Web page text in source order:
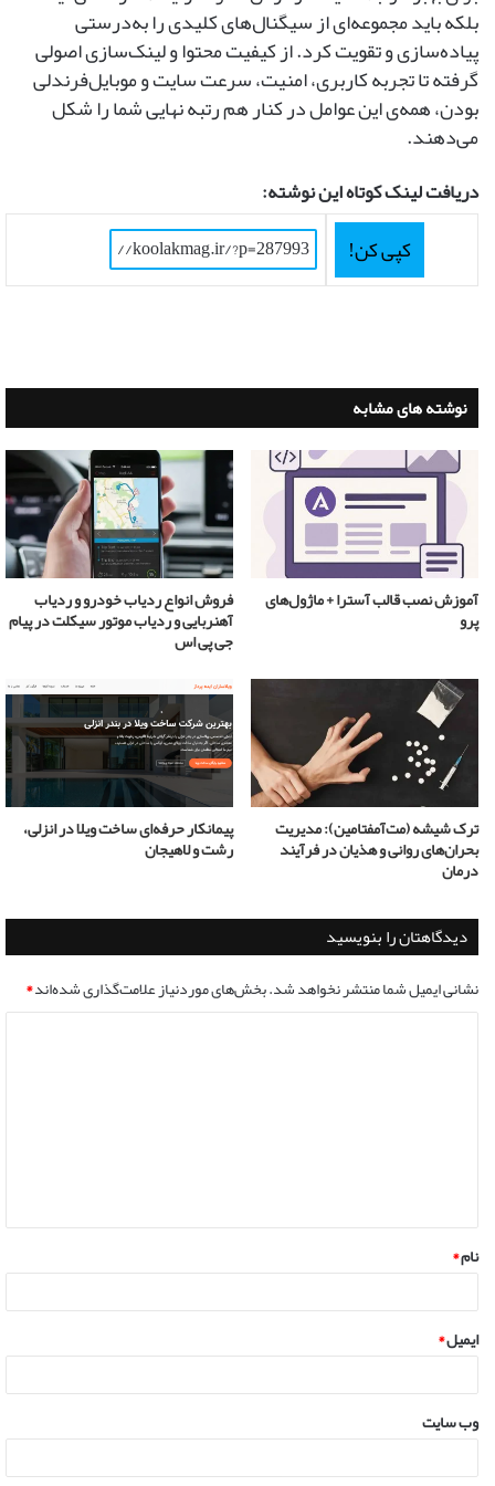
بلکه باید مجموعه‌ای از سیگنال‌های کلیدی را به‌درستی
پیاده‌سازی و تقویت کرد. از کیفیت محتوا و لینک‌سازی اصولی
گرفته تا تجربه کاربری، امنیت، سرعت سایت و موبایل‌فرندلی
بودن، همه‌ی این عوامل در کنار هم رتبه نهایی شما را شکل
می‌دهند.
دریافت لینک کوتاه این نوشته:
کپی کن!
نوشته های مشابه
آموزش نصب قالب آسترا + ماژول‌های
پرو
فروش انواع ردیاب خودرو و ردیاب
آهنربایی و ردیاب موتور سیکلت در پیام
جی پی اس
ترک شیشه (مت‌آمفتامین): مدیریت
بحران‌های روانی و هذیان در فرآیند
درمان
پیمانکار حرفه‌ای ساخت ویلا در انزلی،
رشت و لاهیجان
دیدگاهتان را بنویسید
نشانی ایمیل شما منتشر نخواهد شد.بخش‌های موردنیاز علامت‌گذاری شده‌اند*
نام*
ایمیل*
وب‌ سایت